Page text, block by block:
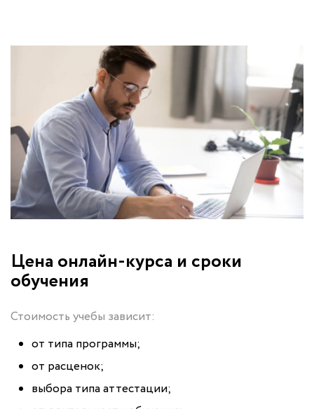
Цена онлайн-курса и сроки
обучения
Стоимость учебы зависит:
от типа программы;
от расценок;
выбора типа аттестации;